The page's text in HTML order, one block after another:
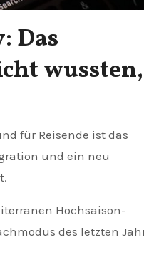
Das
wussten,
und ein neu
Hochsaison-
des letzten